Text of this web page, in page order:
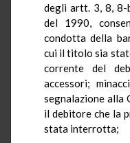
degli artt. 3, 8, 8-
del 1990,
condotta della
cui il titolo sia
corrente del
accessori;
segnalazione alla
il debitore che la
stata interrotta;